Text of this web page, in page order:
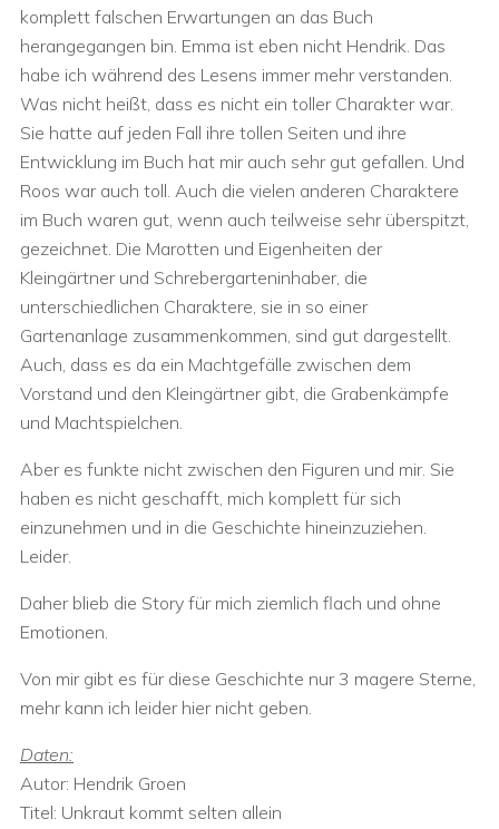
komplett falschen Erwartungen an das Buch
herangegangen bin. Emma ist eben nicht Hendrik. Das
habe ich während des Lesens immer mehr verstanden.
Was nicht heißt, dass es nicht ein toller Charakter war.
Sie hatte auf jeden Fall ihre tollen Seiten und ihre
Entwicklung im Buch hat mir auch sehr gut gefallen. Und
Roos war auch toll. Auch die vielen anderen Charaktere
im Buch waren gut, wenn auch teilweise sehr überspitzt,
gezeichnet. Die Marotten und Eigenheiten der
Kleingärtner und Schrebergarteninhaber, die
unterschiedlichen Charaktere, sie in so einer
Gartenanlage zusammenkommen, sind gut dargestellt.
Auch, dass es da ein Machtgefälle zwischen dem
Vorstand und den Kleingärtner gibt, die Grabenkämpfe
und Machtspielchen.
Aber es funkte nicht zwischen den Figuren und mir. Sie
haben es nicht geschafft, mich komplett für sich
einzunehmen und in die Geschichte hineinzuziehen.
Leider.
Daher blieb die Story für mich ziemlich flach und ohne
Emotionen.
Von mir gibt es für diese Geschichte nur 3 magere Sterne,
mehr kann ich leider hier nicht geben.
Daten:
Autor: Hendrik Groen
Titel: Unkraut kommt selten allein